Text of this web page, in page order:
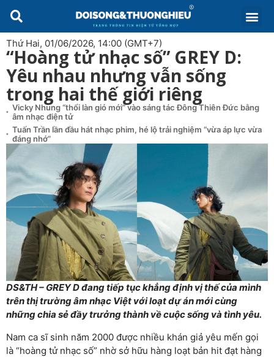
Thứ Hai, 01/06/2026, 14:00 (GMT+7)
“Hoàng tử nhạc số” GREY D:
Yêu nhau nhưng vẫn sống
trong hai thế giới riêng
Vicky Nhung “thổi làn gió mới” vào sáng tác Đông Thiên Đức bằng
âm nhạc điện tử
Tuấn Trần lần đầu hát nhạc phim, hé lộ trải nghiệm “vừa áp lực vừa
đáng nhớ”
DS&TH – GREY D đang tiếp tục khẳng định vị thế của mình
trên thị trường âm nhạc Việt với loạt dự án mới cùng
những chia sẻ đầy trưởng thành về cuộc sống và tình yêu.
Nam ca sĩ sinh năm 2000 được nhiều khán giả yêu mến gọi
là “hoàng tử nhạc số” nhờ sở hữu hàng loạt bản hit đạt hàng